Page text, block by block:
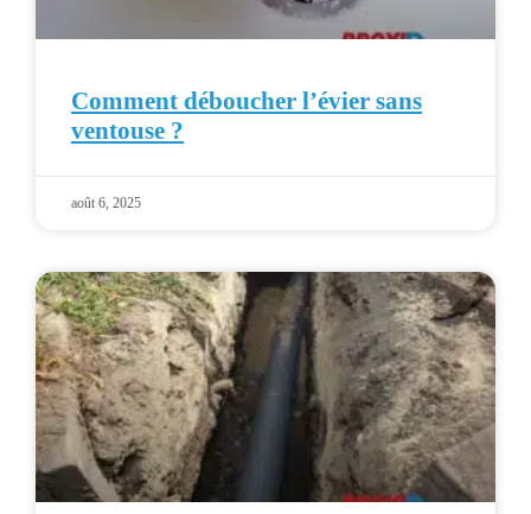
Comment déboucher l’évier sans
ventouse ?
août 6, 2025